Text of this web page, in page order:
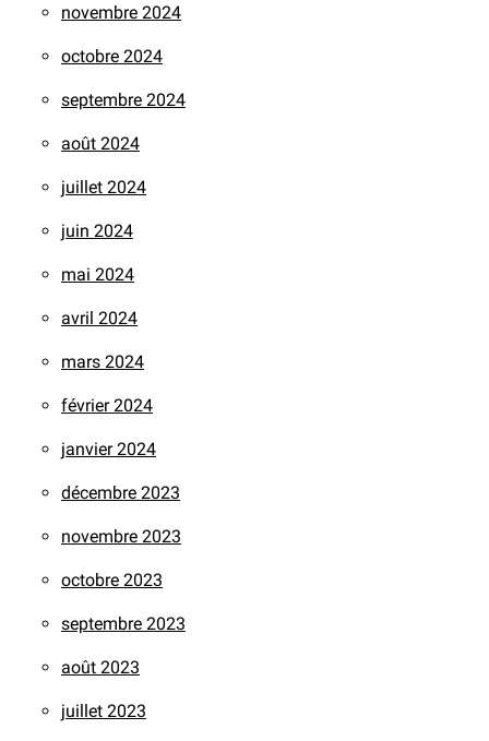
novembre 2024
octobre 2024
septembre 2024
août 2024
juillet 2024
juin 2024
mai 2024
avril 2024
mars 2024
février 2024
janvier 2024
décembre 2023
novembre 2023
octobre 2023
septembre 2023
août 2023
juillet 2023